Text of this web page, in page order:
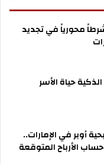
محورياً في تجديد
حياة الأسر
أوبر في الإمارات..
الأرباح المتوقعة